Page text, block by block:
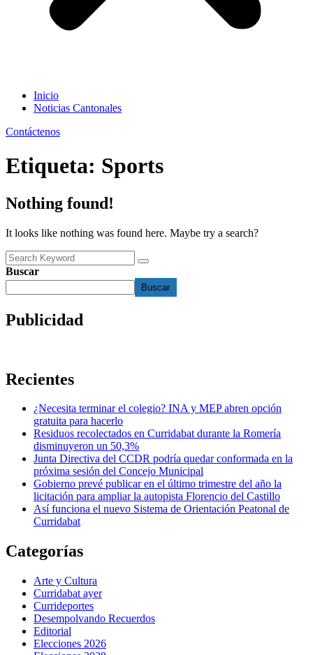
Inicio
Noticias Cantonales
Contáctenos
Etiqueta: Sports
Nothing found!
It looks like nothing was found here. Maybe try a search?
Buscar
Buscar
Publicidad
Recientes
¿Necesita terminar el colegio? INA y MEP abren opción
gratuita para hacerlo
Residuos recolectados en Curridabat durante la Romería
disminuyeron un 50,3%
Junta Directiva del CCDR podría quedar conformada en la
próxima sesión del Concejo Municipal
Gobierno prevé publicar en el último trimestre del año la
licitación para ampliar la autopista Florencio del Castillo
Así funciona el nuevo Sistema de Orientación Peatonal de
Curridabat
Categorías
Arte y Cultura
Curridabat ayer
Currideportes
Desempolvando Recuerdos
Editorial
Elecciones 2026